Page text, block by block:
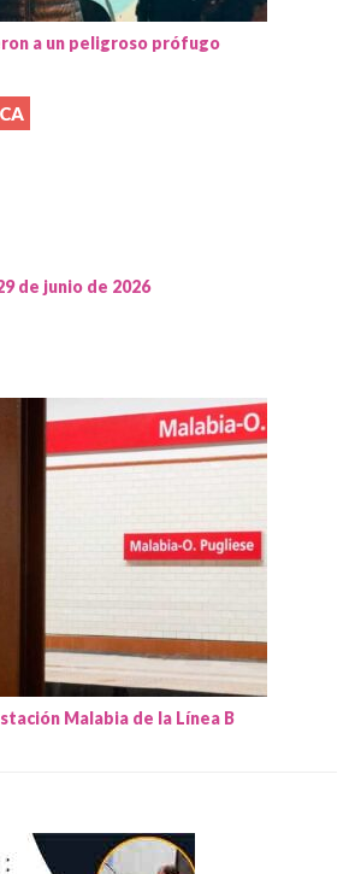
a un peligroso prófugo
de junio de 2026
Malabia de la Línea B